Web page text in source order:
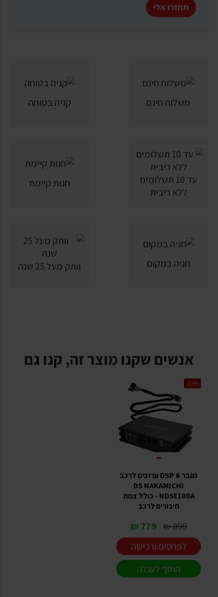
תחזרו אלי
משלוח חינם קניה בטוחה
עד 10 תשלומים
ללא ריבית
חנות קיימת
חניה במקום וותק מעל 25 שנה
אנשים שקנו מוצר זה, קנו גם
מגבר DSP 6 ערוצים לרכב
DS NAKAMICHI
NDSE100A - כולל צמת
חיבורים לרכב
899 ₪
779 ₪
-13%
לפרטים ורכישה
הוסף לעגלה